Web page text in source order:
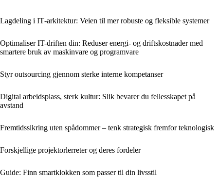
Lagdeling i IT‑arkitektur: Veien til mer robuste og fleksible systemer
Optimaliser IT-driften din: Reduser energi- og driftskostnader med
smartere bruk av maskinvare og programvare
Styr outsourcing gjennom sterke interne kompetanser
Digital arbeidsplass, sterk kultur: Slik bevarer du fellesskapet på
avstand
Fremtidssikring uten spådommer – tenk strategisk fremfor teknologisk
Forskjellige projektorlerreter og deres fordeler
Guide: Finn smartklokken som passer til din livsstil